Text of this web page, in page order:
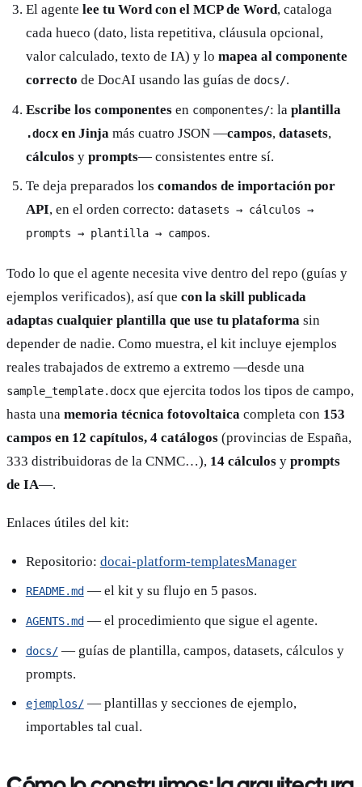
El agente lee tu Word con el MCP de Word, cataloga
cada hueco (dato, lista repetitiva, cláusula opcional,
valor calculado, texto de IA) y lo mapea al componente
correcto de DocAI usando las guías de docs/.
Escribe los componentesen componentes/: la plantilla
.docxen Jinja más cuatro JSON —campos, datasets,
cálculosy prompts— consistentes entre sí.
Te deja preparados los comandos de importación por
API, en el orden correcto: datasets → cálculos →
prompts → plantilla → campos.
Todo lo que el agente necesita vive dentro del repo (guías y
ejemplos verificados), así que con la skill publicada
adaptas cualquier plantilla que use tu plataforma sin
depender de nadie. Como muestra, el kit incluye ejemplos
reales trabajados de extremo a extremo —desde una
sample_template.docx que ejercita todos los tipos de campo,
hasta una memoria técnica fotovoltaica completa con 153
campos en 12 capítulos, 4 catálogos (provincias de España,
333 distribuidoras de la CNMC…), 14 cálculos y prompts
de IA—.
Enlaces útiles del kit:
Repositorio: docai-platform-templatesManager
README.md— el kit y su flujo en 5 pasos.
AGENTS.md— el procedimiento que sigue el agente.
docs/— guías de plantilla, campos, datasets, cálculos y
prompts.
ejemplos/— plantillas y secciones de ejemplo,
importables tal cual.